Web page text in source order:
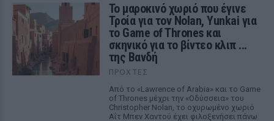
Το μαροκινό χωριό που έγινε
Τροία για τον Nolan, Yunkai για
το Game of Thrones και
σκηνικό για το βίντεο κλιπ ...
της Βανδή
ΠΡΟΧΤΈΣ
Από το «Lawrence of Arabia» και το Game
of Thrones μέχρι την «Οδύσσεια» του
Christopher Nolan, το οχυρωμένο χωριό
Αΐτ Μπεν Χαντού έχει φιλοξενήσει πάνω